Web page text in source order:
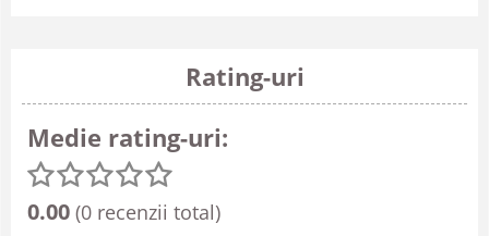
Rating-uri
Medie rating-uri:
0.00 (0 recenzii total)